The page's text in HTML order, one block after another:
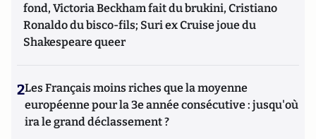
fond, Victoria Beckham fait du brukini, Cristiano
Ronaldo du bisco-fils; Suri ex Cruise joue du
Shakespeare queer
2Les Français moins riches que la moyenne
européenne pour la 3e année consécutive : jusqu'où
ira le grand déclassement ?